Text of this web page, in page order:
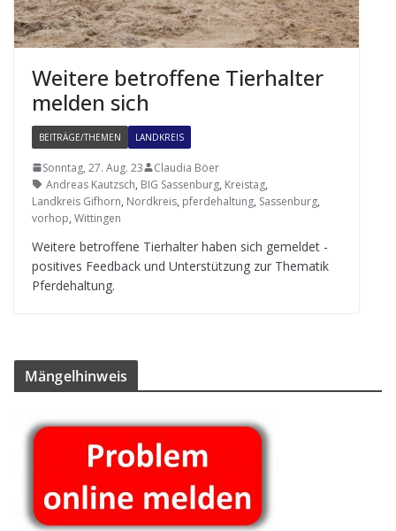
Wei­tere betrof­fene Tier­hal­ter
mel­den sich
BEITRÄGE/THEMEN LANDKREIS
Sonntag, 27. Aug. 23
Claudia Böer
Andreas Kautzsch, BIG Sassenburg, Kreistag,
Landkreis Gifhorn, Nordkreis, pferdehaltung, Sassenburg,
vorhop, Wittingen
Wei­tere betrof­fene Tier­hal­ter haben sich gemel­det -
posi­ti­ves Feed­back und Unter­stüt­zung zur The­ma­tik
Pferdehaltung.
Män­gel­hin­weis